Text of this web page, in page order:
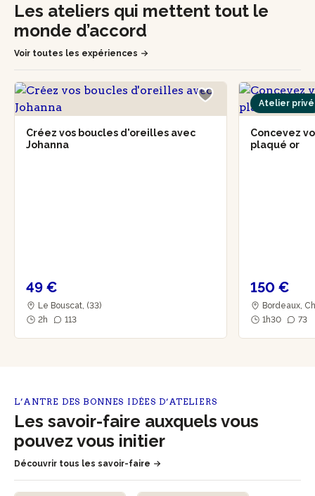
Les ateliers qui mettent tout le
monde d’accord
Voir toutes les expériences
Créez vos boucles d'oreilles avec
Johanna
49 €
Le Bouscat, (33)
2h
113
Atelier privé
Concevez
plaqué or
150 €
Bordeaux,
1h30
73
L’ANTRE DES BONNES IDÉES D’ATELIERS
Les savoir-faire auxquels vous
pouvez vous initier
Découvrir tous les savoir-faire